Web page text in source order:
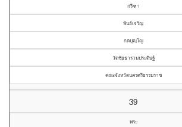
กรีฑา
พันธ์เจริญ
กตปุญฺโญ
วัดชัยธารามประดิษฐ์
คณะจังหวัดนครศรีธรรมราช
39
พระ